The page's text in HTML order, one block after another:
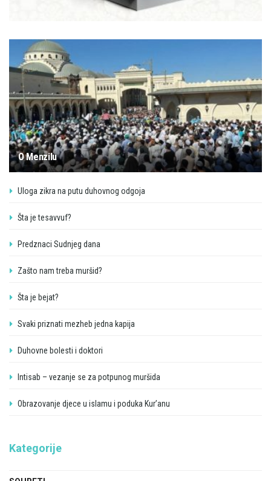
O Menzilu
Uloga zikra na putu duhovnog odgoja
Šta je tesavvuf?
Predznaci Sudnjeg dana
Zašto nam treba muršid?
Šta je bejat?
Svaki priznati mezheb jedna kapija
Duhovne bolesti i doktori
Intisab – vezanje se za potpunog muršida
Obrazovanje djece u islamu i poduka Kur’anu
Kategorije